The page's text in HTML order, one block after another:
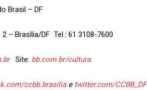
Brasil – DF
2 – Brasília/DF Tel.: 61 3108-7600
Site: bb.com.br/cultura
ccbb.brasiliae twitter.com/CCBB_DF